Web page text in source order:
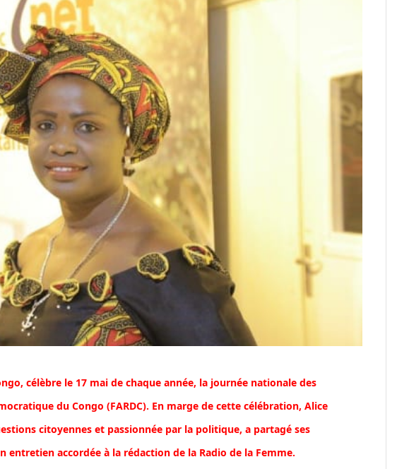
célèbre le 17 mai de chaque année, la journée nationale des
du Congo (FARDC). En marge de cette célébration, Alice
citoyennes et passionnée par la politique, a partagé ses
entretien accordée à la rédaction de la Radio de la Femme.